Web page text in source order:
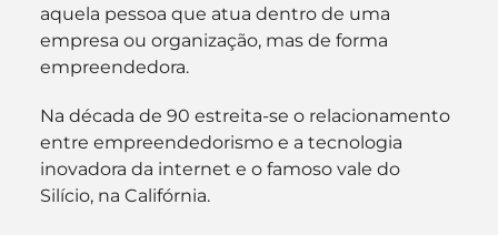
aquela pessoa que atua dentro de uma
empresa ou organização, mas de forma
empreendedora.
Na década de 90 estreita-se o relacionamento
entre empreendedorismo e a tecnologia
inovadora da internet e o famoso vale do
Silício, na Califórnia.